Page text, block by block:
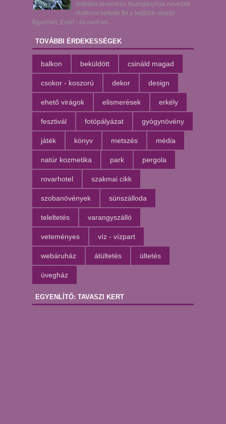
érdekes levendula buzogánynak nevezett
illatfonat keltette fel a legtöbb olvasó
figyelmét. Ezért - és mert en...
TOVÁBBI ÉRDEKESSÉGEK
balkon beküldött csináld magad
csokor - koszorú dekor design
ehető virágok elismerések erkély
fesztivál fotópályázat gyógynövény
játék könyv metszés média
natúr kozmetika park pergola
rovarhotel szakmai cikk
szobanövények sünszálloda
teleltetés varangyszálló
veteményes víz - vízpart
webáruház átültetés ültetés
üvegház
EGYENLÍTŐ: TAVASZI KERT